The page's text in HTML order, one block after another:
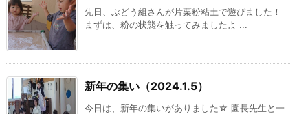
先日、ぶどう組さんが片栗粉粘土で遊びました！
まずは、粉の状態を触ってみましたよ ...
新年の集い（2024.1.5）
今日は、新年の集いがありました☆ 園長先生と一